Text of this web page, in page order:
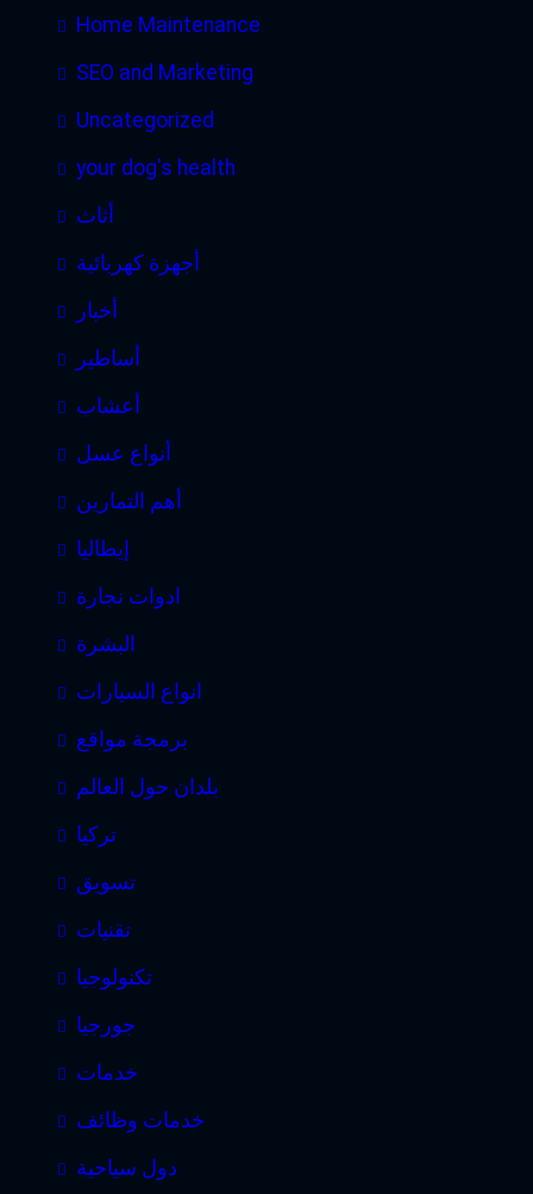
Home Maintenance
SEO and Marketing
Uncategorized
your dog's health
أثاث
أجهزة كهربائية
أخبار
أساطير
أعشاب
أنواع عسل
أهم التمارين
إيطاليا
ادوات نجارة
البشرة
انواع السيارات
برمجة مواقع
بلدان حول العالم
تركيا
تسويق
تقنيات
تكنولوجيا
جورجيا
خدمات
خدمات وظائف
دول سياحية